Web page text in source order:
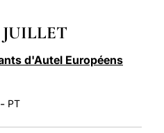
d'Autel Européens
- PT